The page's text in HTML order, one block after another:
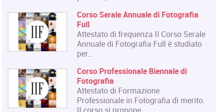
Corso Triennale di Restauro del
Materiale Cartaceo
La Qualifica formata dal corso è
quella di Tecnico del Restauro di Beni
Culturali…
Master in Organizzazione degli
Eventi dell'Arte e dello Spettacolo
Il Master rilascia un Diploma in
Organizzazione degli Eventi dell'Arte
e dello…